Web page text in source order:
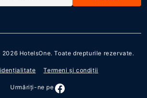
2026 HotelsOne. Toate drepturile rezervate.
Termeni şi condiţii
Urmăriţi-ne pe